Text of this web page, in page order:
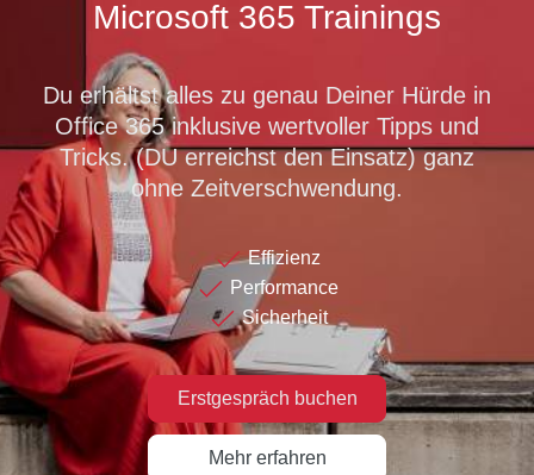
Microsoft 365 Trainings
Du erhältst alles zu genau Deiner Hürde in
Office 365 inklusive wertvoller Tipps und
Tricks. (DU erreichst den Einsatz) ganz
ohne Zeitverschwendung.
Effizienz
Performance
Sicherheit
Erstgespräch buchen
Mehr erfahren